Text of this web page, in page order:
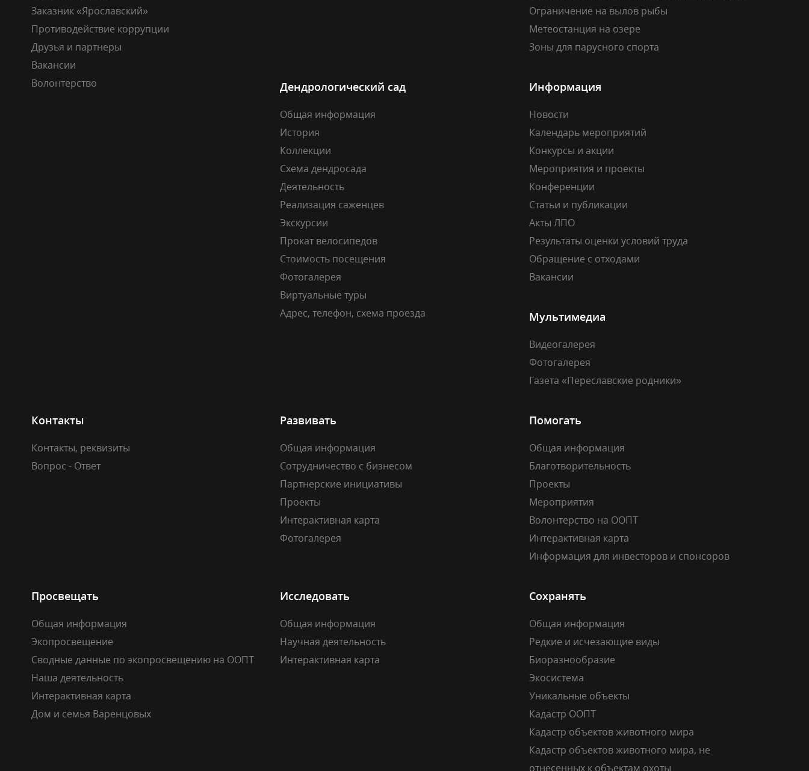
Заказник «Ярославский»
Противодействие коррупции
Друзья и партнеры
Вакансии
Волонтерство
Ограничение на вылов рыбы
Метеостанция на озере
Зоны для парусного спорта
Дендрологический сад
Общая информация
История
Коллекции
Схема дендросада
Деятельность
Реализация саженцев
Экскурсии
Прокат велосипедов
Стоимость посещения
Фотогалерея
Виртуальные туры
Адрес, телефон, схема проезда
Информация
Новости
Календарь мероприятий
Конкурсы и акции
Мероприятия и проекты
Конференции
Статьи и публикации
Акты ЛПО
Результаты оценки условий труда
Обращение с отходами
Вакансии
Мультимедиа
Видеогалерея
Фотогалерея
Газета «Переславские родники»
Контакты
Контакты, реквизиты
Вопрос - Ответ
Развивать
Общая информация
Сотрудничество с бизнесом
Партнерские инициативы
Проекты
Интерактивная карта
Фотогалерея
Помогать
Общая информация
Благотворительность
Проекты
Мероприятия
Волонтерство на ООПТ
Интерактивная карта
Информация для инвесторов и спонсоров
Просвещать
Общая информация
Экопросвещение
Сводные данные по экопросвещению на ООПТ
Наша деятельность
Интерактивная карта
Дом и семья Варенцовых
Исследовать
Общая информация
Научная деятельность
Интерактивная карта
Сохранять
Общая информация
Редкие и исчезающие виды
Биоразнообразие
Экосистема
Уникальные объекты
Кадастр ООПТ
Кадастр объектов животного мира
Кадастр объектов животного мира, не
отнесенных к объектам охоты